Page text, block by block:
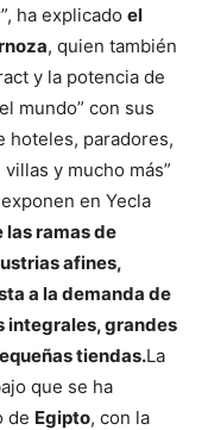
ha explicado el
, quien también
y la potencia de
mundo” con sus
hoteles, paradores,
y mucho más”
en Yecla
ramas de
afines,
a la demanda de
integrales, grandes
tiendas.La
que se ha
de Egipto, con la